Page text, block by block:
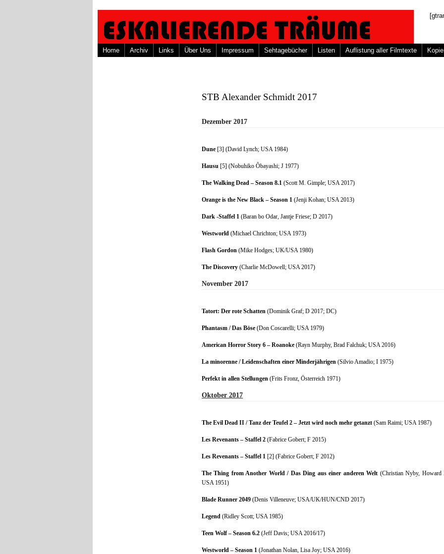
Home Archiv Links Über Uns Impressum Sehtagebücher Listen Auflistung aller Filmtexte
STB Alexander Schmidt 2017
Dezember 2017
Dune [3] (David Lynch; USA 1984)
Hausu [5] (Nobuhiko Ôbayashi; J 1977)
The Walking Dead – Season 8.1 (Scott M. Gimple; USA 2017)
Orange is the New Black – Season 1 (Jenji Kohan; USA 2013)
Dark -Staffel 1 (Baran bo Odar, Jantje Friese; D 2017)
Westworld (Michael Chrichton; USA 1973)
Flash Gordon (Mike Hodges; UK/USA 1980)
The Discovery (Charlie McDowell; USA 2017)
November 2017
Tatort: Der rote Schatten (Dominik Graf; D 2017; DC)
Phantasm / Das Böse (Don Coscarelli; USA 1979)
American Horror Story 6 – Roanoke (Rayn Murphy, Brad Falchuk; USA 2016)
La minorenne / Leidenschaften einer Minderjährigen (Silvio Amadio; I 1975)
Perfekt in allen Stellungen (Frits Fronz, Österreich 1971)
Oktober 2017
The Evil Dead II / Tanz der Teufel 2 – Jetzt wird noch mehr getanzt (Sam Raimi; USA 1987)
Les Revenants – Staffel 2 (Fabrice Gobert; F 2015)
Les Revenants – Staffel 1 [2] (Fabrice Gobert; F 2012)
The Thing from Another World / Das Ding aus einer anderen Welt (Christian Nyby, Howard
USA 1951)
Blade Runner 2049 (Denis Villeneuve; USA/UK/HUN/CND 2017)
Legend (Ridley Scott; USA 1985)
Teen Wolf – Season 6.2 (Jeff Davis; USA 2016/17)
Westworld – Season 1 (Jonathan Nolan, Lisa Joy; USA 2016)